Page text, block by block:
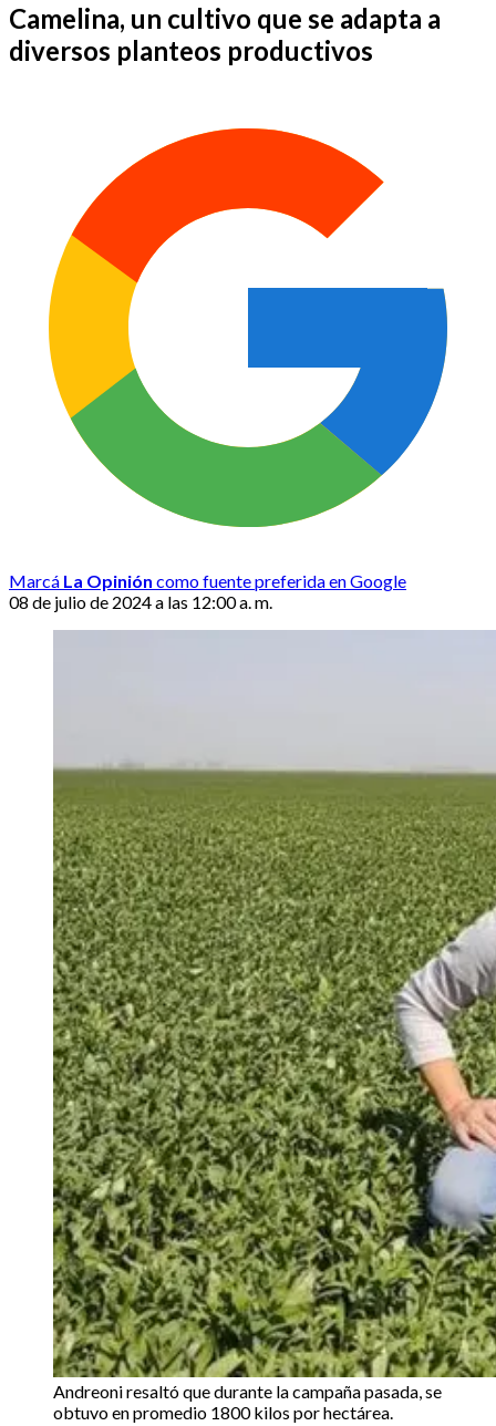
Camelina, un cultivo que se adapta a
diversos planteos productivos
Marcá La Opinión como fuente preferida en Google
08 de julio de 2024 a las 12:00 a. m.
Andreoni resaltó que durante la campaña pasada, se
obtuvo en promedio 1800 kilos por hectárea.